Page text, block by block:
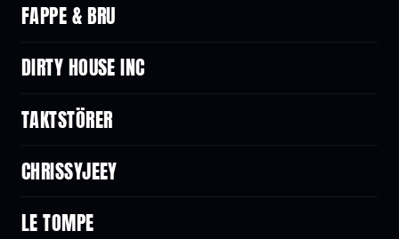
FAPPE & BRU
DIRTY HOUSE INC
TAKTSTÖRER
CHRISSYJEEY
LE TOMPE